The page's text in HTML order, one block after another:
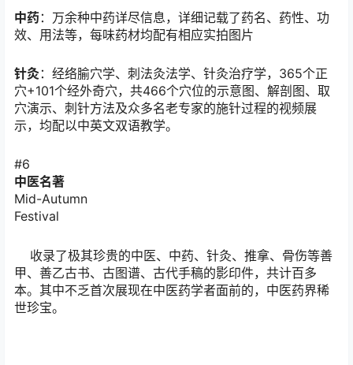
中药：万余种中药详尽信息，详细记载了药名、药性、功
效、用法等，每味药材均配有相应实拍图片
针灸：经络腧穴学、刺法灸法学、针灸治疗学，365个正
穴+101个经外奇穴，共466个穴位的示意图、解剖图、取
穴演示、刺针方法及众多名老专家的施针过程的视频展
示，均配以中英文双语教学。
#6
中医名著
Mid-Autumn
Festival
收录了极其珍贵的中医、中药、针灸、推拿、骨伤等善
甲、善乙古书、古图谱、古代手稿的影印件，共计百多
本。其中不乏首次展现在中医药学者面前的，中医药界稀
世珍宝。